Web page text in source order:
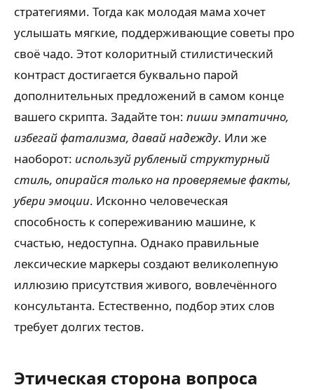
стратегиями. Тогда как молодая мама хочет
услышать мягкие, поддерживающие советы про
своё чадо. Этот колоритный стилистический
контраст достигается буквально парой
дополнительных предложений в самом конце
вашего скрипта. Задайте тон: пиши эмпатично,
избегай фатализма, давай надежду. Или же
наоборот: используй рубленый структурный
стиль, опирайся только на проверяемые факты,
убери эмоции. Исконно человеческая
способность к сопереживанию машине, к
счастью, недоступна. Однако правильные
лексические маркеры создают великолепную
иллюзию присутствия живого, вовлечённого
консультанта. Естественно, подбор этих слов
требует долгих тестов.
Этическая сторона вопроса